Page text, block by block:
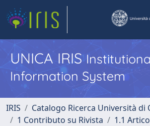
UNICA IRIS
Information System
IRIS
Catalogo Ricerca Università di
1 Contributo su Rivista
1.1